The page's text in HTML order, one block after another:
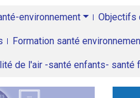
environnement Objectifs
Formation santé
de l'air -santé enfants- santé